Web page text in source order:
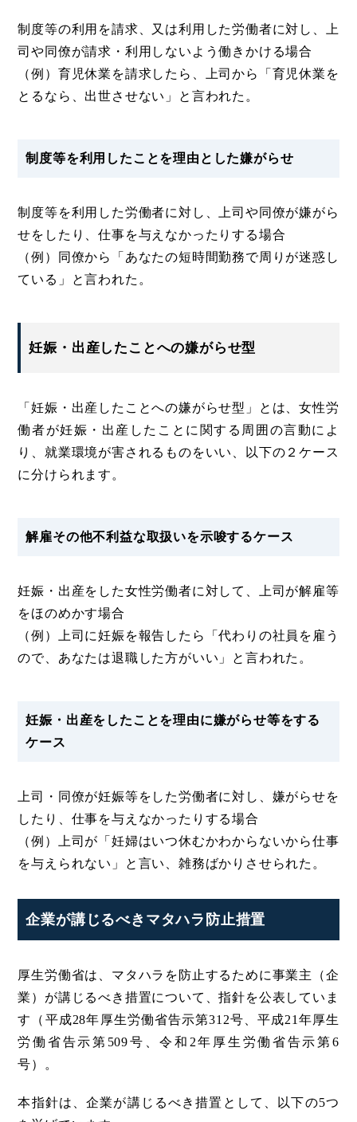
制度等の利用を請求、又は利用した労働者に対し、上
司や同僚が請求・利用しないよう働きかける場合
（例）育児休業を請求したら、上司から「育児休業を
とるなら、出世させない」と言われた。
制度等を利用したことを理由とした嫌がらせ
制度等を利用した労働者に対し、上司や同僚が嫌がら
せをしたり、仕事を与えなかったりする場合
（例）同僚から「あなたの短時間勤務で周りが迷惑し
ている」と言われた。
妊娠・出産したことへの嫌がらせ型
「妊娠・出産したことへの嫌がらせ型」とは、女性労
働者が妊娠・出産したことに関する周囲の言動によ
り、就業環境が害されるものをいい、以下の２ケース
に分けられます。
解雇その他不利益な取扱いを示唆するケース
妊娠・出産をした女性労働者に対して、上司が解雇等
をほのめかす場合
（例）上司に妊娠を報告したら「代わりの社員を雇う
ので、あなたは退職した方がいい」と言われた。
妊娠・出産をしたことを理由に嫌がらせ等をする
ケース
上司・同僚が妊娠等をした労働者に対し、嫌がらせを
したり、仕事を与えなかったりする場合
（例）上司が「妊婦はいつ休むかわからないから仕事
を与えられない」と言い、雑務ばかりさせられた。
企業が講じるべきマタハラ防止措置
厚生労働省は、マタハラを防止するために事業主（企
業）が講じるべき措置について、指針を公表していま
す（平成28年厚生労働省告示第312号、平成21年厚生
労働省告示第509号、令和2年厚生労働省告示第6
号）。
本指針は、企業が講じるべき措置として、以下の5つ